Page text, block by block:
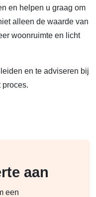
en helpen u graag om
alleen de waarde van
woonruimte en licht
en te adviseren bij
proces.
aan
een